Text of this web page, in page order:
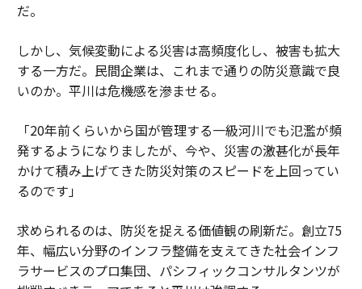
だ。
しかし、気候変動による災害は高頻度化し、被害も拡大
する一方だ。民間企業は、これまで通りの防災意識で良
いのか。平川は危機感を滲ませる。
「20年前くらいから国が管理する一級河川でも氾濫が頻
発するようになりましたが、今や、災害の激甚化が長年
かけて積み上げてきた防災対策のスピードを上回ってい
るのです」
求められるのは、防災を捉える価値観の刷新だ。創立75
年、幅広い分野のインフラ整備を支えてきた社会インフ
ラサービスのプロ集団、パシフィックコンサルタンツが